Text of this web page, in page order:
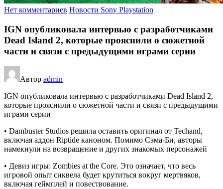
Нет комментариев Новости Sony Playstation
IGN опубликовала интервью с разработчиками
Dead Island 2, которые прояснили о сюжетной
части и связи с предыдущими играми серии
Автор admin
IGN опубликовала интервью с разработчиками Dead Island 2,
которые прояснили о сюжетной части и связи с предыдущими
играми серии
• Dambuster Studios решила оставить оригинал от Techand,
включая аддон Riptide каноном. Помимо Сэма-Би, авторы
намекнули на возвращение и других знакомых персонажей
• Девиз игры: Zombies at the Core. Это означает, что весь
игровой опыт сиквела будет крутиться вокруг мертвяков,
включая геймплей и повествование.